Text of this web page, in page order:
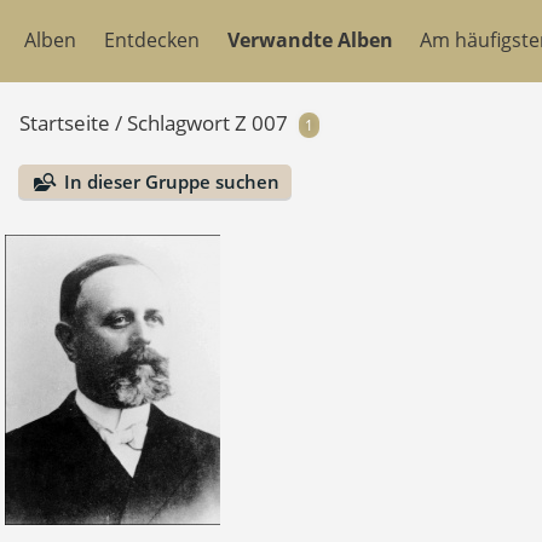
Alben Entdecken Verwandte Alben Am
Startseite / SchlagwortZ 007 1
In dieser Gruppe suchen